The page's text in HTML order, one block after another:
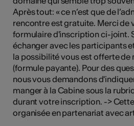
Après tout: « ce n’est que de
rencontre est gratuite. Merci de
formulaire d'inscription ci-joint.
échanger avec les participants
la possibilité vous est offerte de
(formule payante). Pour des
nous vous demandons
manger à la Cabine sous la
durant votre inscription. ->
organisée en partenariat avec